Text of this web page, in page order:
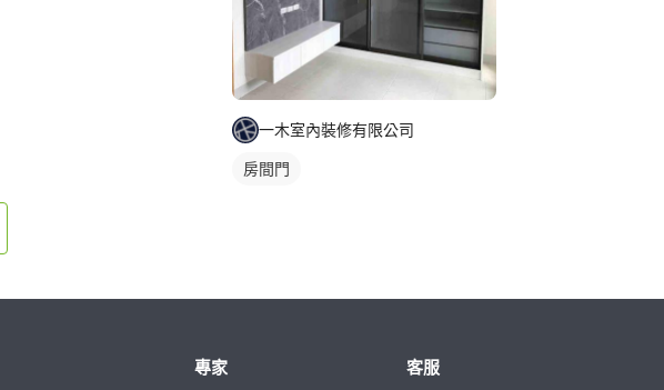
一木室內裝修有限公司
房間門
專家 客服